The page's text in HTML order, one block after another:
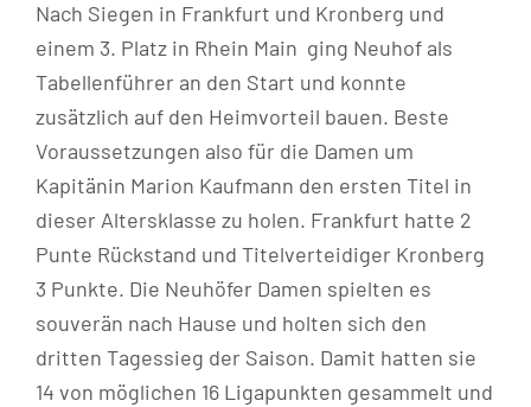
Nach Siegen in Frankfurt und Kronberg und
einem 3. Platz in Rhein Main ging Neuhof als
Tabellenführer an den Start und konnte
zusätzlich auf den Heimvorteil bauen. Beste
Voraussetzungen also für die Damen um
Kapitänin Marion Kaufmann den ersten Titel in
dieser Altersklasse zu holen. Frankfurt hatte 2
Punte Rückstand und Titelverteidiger Kronberg
3 Punkte. Die Neuhöfer Damen spielten es
souverän nach Hause und holten sich den
dritten Tagessieg der Saison. Damit hatten sie
14 von möglichen 16 Ligapunkten gesammelt und